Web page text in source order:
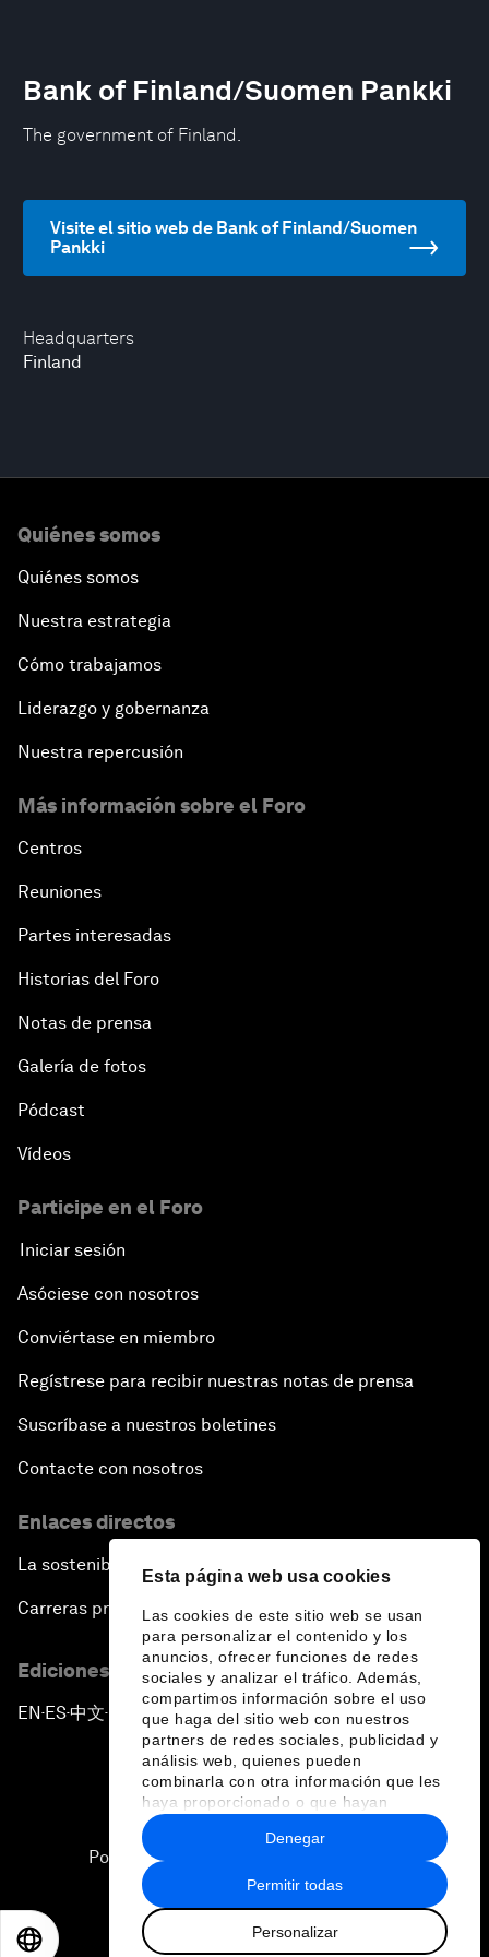
Esta página web usa cookies
Las cookies de este sitio web se usan
para personalizar el contenido y los
anuncios, ofrecer funciones de redes
sociales y analizar el tráfico. Además,
compartimos información sobre el uso
que haga del sitio web con nuestros
partners de redes sociales, publicidad y
análisis web, quienes pueden
combinarla con otra información que les
haya proporcionado o que hayan
recopilado a partir del uso que haya
hecho de sus servicios.
Permitir todas
Personalizar
Denegar
Headquarters
Finland
Bank of Finland/Suomen Pankki
The government of Finland.
Visite el sitio web de Bank of Finland/Suomen
Pankki
Quiénes somos
Quiénes somos
Nuestra estrategia
Cómo trabajamos
Liderazgo y gobernanza
Nuestra repercusión
Más información sobre el Foro
Centros
Reuniones
Partes interesadas
Historias del Foro
Notas de prensa
Galería de fotos
Pódcast
Vídeos
Participe en el Foro
Iniciar sesión
Asóciese con nosotros
Conviértase en miembro
Regístrese para recibir nuestras notas de prensa
Suscríbase a nuestros boletines
Contacte con nosotros
Enlaces directos
La sostenibilidad en el Foro
Carreras profesionales
Ediciones en otros idiomas
EN ▪ES▪中文▪ 日本語
Política de privacidad y normas de uso
Sitemap
2026 Foro Económico Mundial